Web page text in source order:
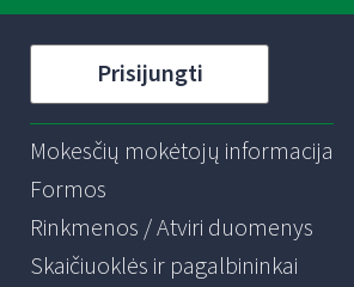
Prisijungti
Mokesčių mokėtojų informacija
Formos
Rinkmenos / Atviri duomenys
Skaičiuoklės ir pagalbininkai